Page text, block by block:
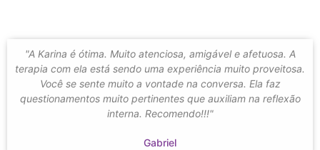
"A Karina é ótima. Muito atenciosa, amigável e afetuosa. A
terapia com ela está sendo uma experiência muito proveitosa.
Você se sente muito a vontade na conversa. Ela faz
questionamentos muito pertinentes que auxiliam na reflexão
interna. Recomendo!!!"
Gabriel